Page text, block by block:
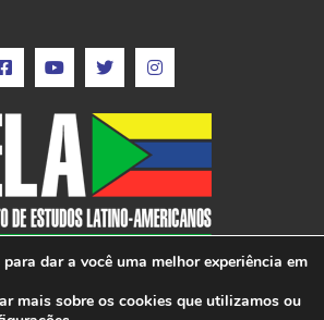
dar a você uma melhor experiência em
mais sobre os cookies que utilizamos ou